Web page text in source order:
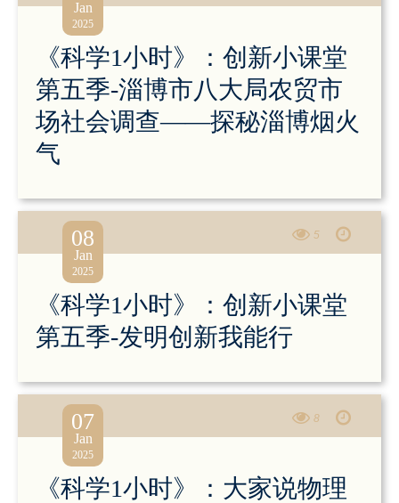
《科学1小时》：创新小课堂
第五季-淄博市八大局农贸市
场社会调查——探秘淄博烟火
气
Jan
2025
5
《科学1小时》：创新小课堂
第五季-发明创新我能行
08
Jan
2025
8
《科学1小时》：大家说物理
07
Jan
2025